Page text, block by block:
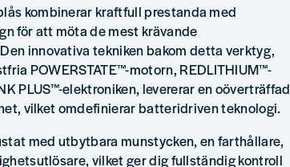
kombinerar kraftfull prestanda med
för att möta de mest krävande
innovativa tekniken bakom detta verktyg,
POWERSTATE™-motorn, REDLITHIUM™-
PLUS™-elektroniken, levererar en oöverträffad
vilket omdefinierar batteridriven teknologi.
med utbytbara munstycken, en farthållare,
vilket ger dig fullständig kontroll